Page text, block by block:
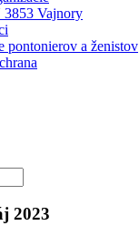
Vajnory
pontonierov a ženistov
2023